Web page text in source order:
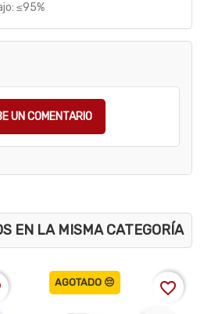
≤95%
UN COMENTARIO
EN LA MISMA CATEGORÍA
AGOTADO 😔 favorite_border